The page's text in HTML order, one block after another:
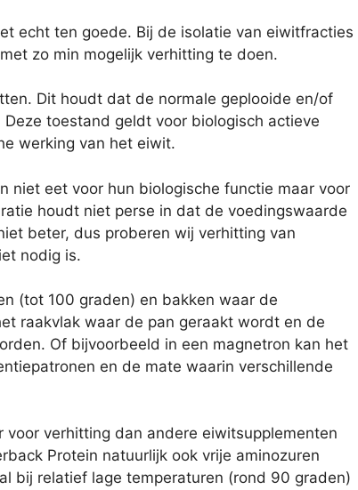
echt ten goede. Bij de isolatie van eiwitfracties
zo min mogelijk verhitting te doen.
Dit houdt dat de normale geplooide en/of
toestand geldt voor biologisch actieve
werking van het eiwit.
niet eet voor hun biologische functie maar voor
houdt niet perse in dat de voedingswaarde
beter, dus proberen wij verhitting van
nodig is.
(tot 100 graden) en bakken waar de
raakvlak waar de pan geraakt wordt en de
Of bijvoorbeeld in een magnetron kan het
en de mate waarin verschillende
verhitting dan andere eiwitsupplementen
Protein natuurlijk ook vrije aminozuren
bij relatief lage temperaturen (rond 90 graden)